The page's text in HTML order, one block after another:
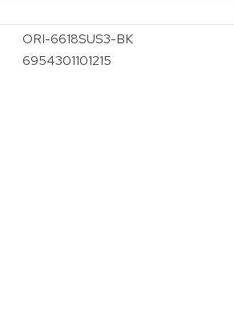
ORI-6618SUS3-BK
6954301101215